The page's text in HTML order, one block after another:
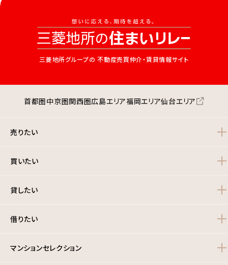
三菱地所グループの 不動産売買仲介・賃貸情報サイト
首都圏中京圏関西圏広島エリア福岡エリア仙台エリア
売りたい
買いたい
貸したい
借りたい
マンションセレクション